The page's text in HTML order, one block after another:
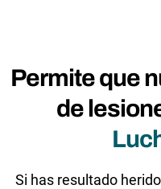
Permite que
de
Si has resultado